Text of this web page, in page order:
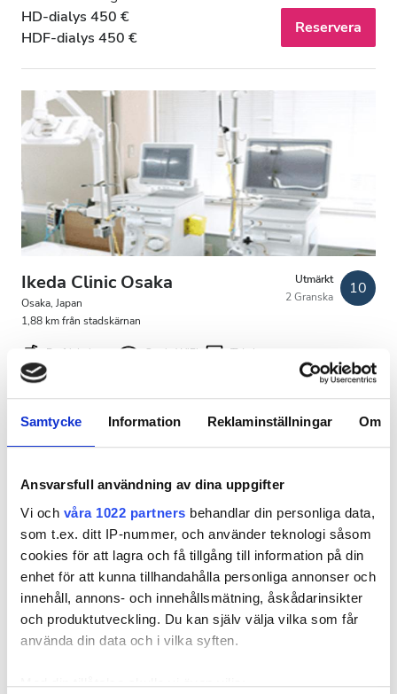
Samtycke Information Reklaminställningar Om
Ansvarsfull användning av dina uppgifter
Vi och våra 1022 partners behandlar din personliga data,
som t.ex. ditt IP-nummer, och använder teknologi såsom
cookies för att lagra och få tillgång till information på din
enhet för att kunna tillhandahålla personliga annonser och
innehåll, annons- och innehållsmätning, åskådarinsikter
och produktutveckling. Du kan själv välja vilka som får
använda din data och i vilka syften.
Med din tillåtelse skulle vi även vilja:
0-100 EUR
200-300 EUR
mer än 300 EUR
Pass
Morgon
Kväll
Betyg
Bra
Väldigt bra
Utmärkt
HD-dialys 450 €
HDF-dialys 450 €
Reservera
Ikeda Clinic Osaka
Osaka, Japan
1,88 km från stadskärnan
Utmärkt
2 Granska
10
Förfriskningar Gratis WiFi
TV-skärmar
Gratis parkering
Per behandlingen
HD-dialys 450 €
Reservera